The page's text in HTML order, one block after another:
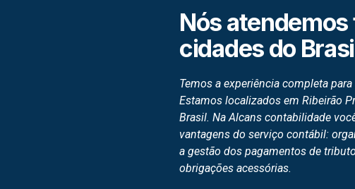
Nós atendemos
cidades do
Temos a experiência completa
Estamos localizados em Ribeirão
Brasil. Na Alcans contabilidade
vantagens do serviço contábil:
a gestão dos pagamentos de
obrigações acessórias.